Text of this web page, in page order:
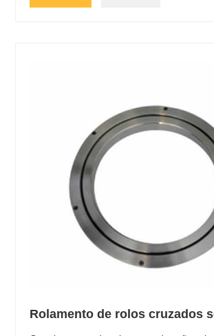
Rolamento de rolos cruzados